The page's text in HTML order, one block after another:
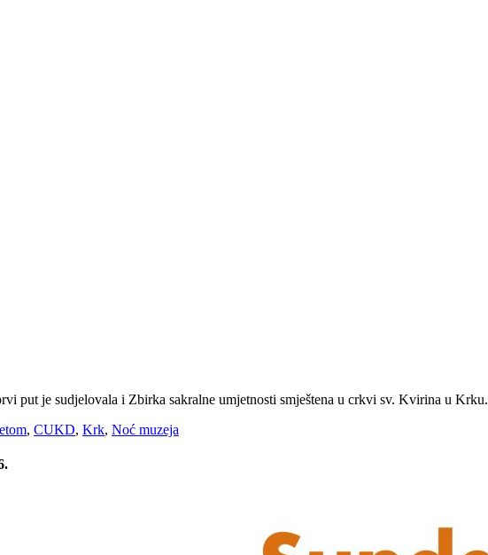
put je sudjelovala i Zbirka sakralne umjetnosti smještena u crkvi sv. Kvirina u Krku.
, CUKD, Krk, Noć muzeja